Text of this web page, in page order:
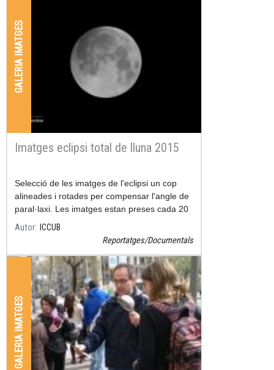
GALERIA IMATGES
Imatges eclipsi total de lluna 2015
Selecció de les imatges de l'eclipsi un cop
alineades i rotades per compensar l'angle de
paral·laxi. Les imatges estan preses cada 20
minuts.
Autor
ICCUB
Reportatges/Documentals
GALERIA IMATGES